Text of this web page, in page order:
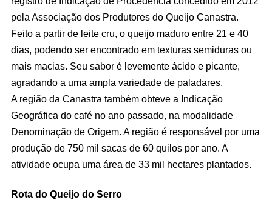
pela Associação dos Produtores do Queijo Canastra.
Feito a partir de leite cru, o queijo maduro entre 21 e 40
dias, podendo ser encontrado em texturas semiduras ou
mais macias. Seu sabor é levemente ácido e picante,
agradando a uma ampla variedade de paladares.
A região da Canastra também obteve a Indicação
Geográfica do café no ano passado, na modalidade
Denominação de Origem. A região é responsável por uma
produção de 750 mil sacas de 60 quilos por ano. A
atividade ocupa uma área de 33 mil hectares plantados.
Rota do Queijo do Serro